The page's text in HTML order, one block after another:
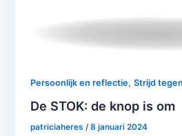
Persoonlijk en reflectie,Strijd
De STOK: de knop is om
patriciaheres/8 januari 2024